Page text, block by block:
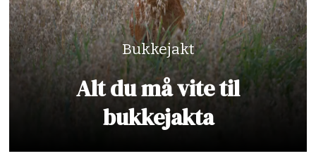
Bukkejakt
Alt du må vite til
bukkejakta